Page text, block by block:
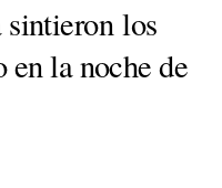
sintieron los
en la noche de